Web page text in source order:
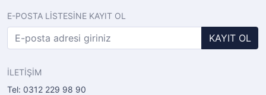
E-POSTA LİSTESİNE KAYIT OL
KAYIT OL
İLETİŞİM
Tel: 0312 229 98 90